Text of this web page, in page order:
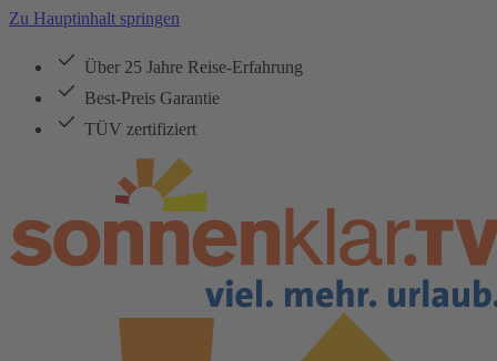
Zu Hauptinhalt springen
Über 25 Jahre Reise-Erfahrung
Best-Preis Garantie
TÜV zertifiziert